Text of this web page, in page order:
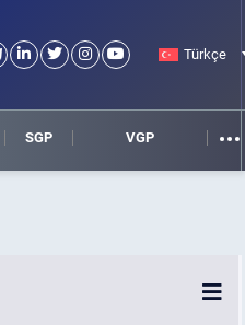
Türkçe
SGP VGP